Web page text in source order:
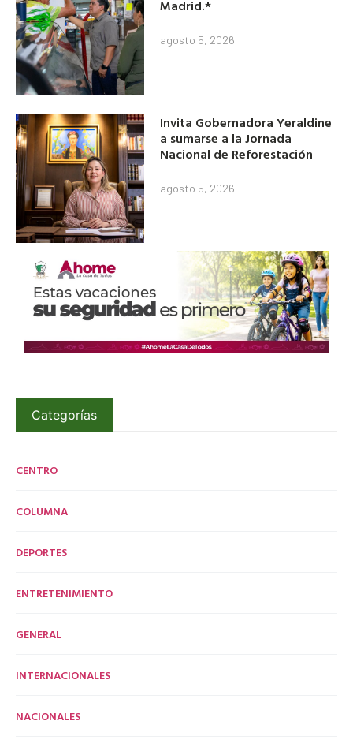
Madrid.*
agosto 5, 2026
Invita Gobernadora Yeraldine
a sumarse a la Jornada
Nacional de Reforestación
agosto 5, 2026
Categorías
CENTRO
COLUMNA
DEPORTES
ENTRETENIMIENTO
GENERAL
INTERNACIONALES
NACIONALES